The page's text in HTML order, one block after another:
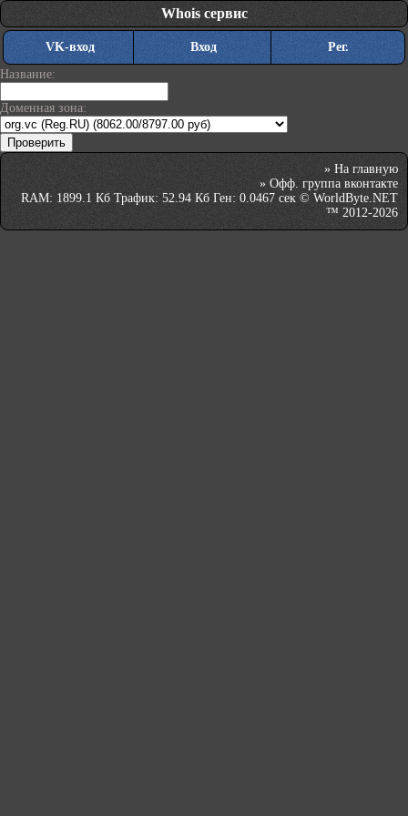
Whois сервис
VK-вход Вход
Рег.
Название:
Доменная зона:
» На главную
» Офф. группа вконтакте
RAM: 1899.1 Кб Трафик: 52.94 Кб Ген: 0.0467 сек © WorldByte.NET
™ 2012-2026